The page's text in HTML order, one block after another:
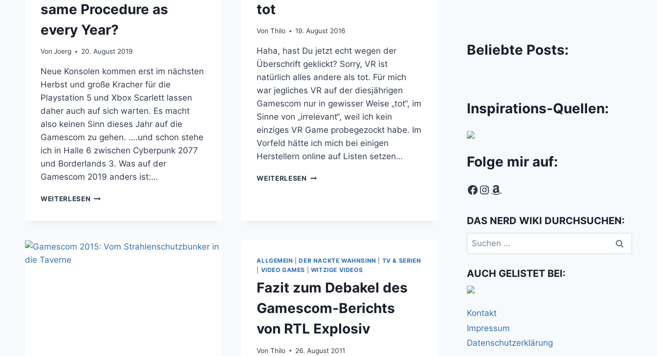
same Procedure as
every Year?
Von Joerg 20. August 2019
Neue Konsolen kommen erst im nächsten
Herbst und große Kracher für die
Playstation 5 und Xbox Scarlett lassen
daher auch auf sich warten. Es macht
also keinen Sinn dieses Jahr auf die
Gamescom zu gehen. ….und schon stehe
ich in Halle 6 zwischen Cyberpunk 2077
und Borderlands 3. Was auf der
Gamescom 2019 anders ist:…
WEITERLESEN GAMESCOM
PROCEDURE
tot
Von Thilo 19. August 2016
Haha, hast Du jetzt echt wegen der
Überschrift geklickt? Sorry, VR ist
natürlich alles andere als tot. Für mich
war jegliches VR auf der diesjährigen
Gamescom nur in gewisser Weise „tot“, im
Sinne von „irrelevant“, weil ich kein
einziges VR Game probegezockt habe. Im
Vorfeld hätte ich mich bei einigen
Herstellern online auf Listen setzen…
WEITERLESEN GAMESCOM
ALLGEMEIN |DER NACKTE WAHNSINN
TV & SERIEN
VIDEO GAMES WITZIGE VIDEOS
Fazit zum Debakel des
Gamescom-Berichts
von RTL Explosiv
Von Thilo 26. August 2011
Beliebte Posts:
Inspirations-Quellen:
Folge mir auf:
Facebook
Instagram
Amazon
DAS NERD WIKI DURCHSUCHEN:
Suchen
nach:
AUCH GELISTET BEI:
Kontakt
Impressum
Datenschutzerklärung